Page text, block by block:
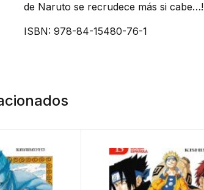
de Naruto se recrudece más si cabe…!
ISBN: 978-84-15480-76-1